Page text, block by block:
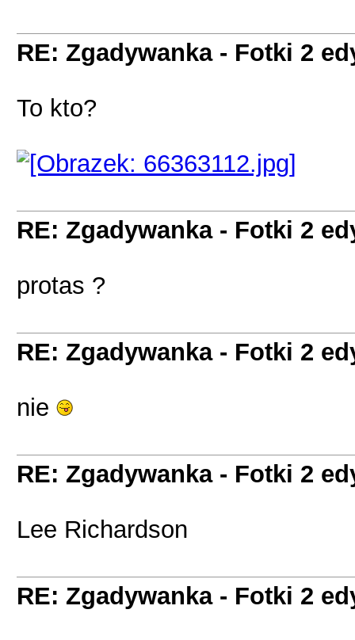
RE: Zgadywanka - Fotki 2
To kto?
RE: Zgadywanka - Fotki 2
protas ?
RE: Zgadywanka - Fotki 2
nie
RE: Zgadywanka - Fotki 2
Lee Richardson
RE: Zgadywanka - Fotki 2